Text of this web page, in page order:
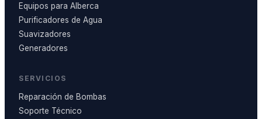
Equipos para Alberca
Purificadores de Agua
Suavizadores
Generadores
SERVICIOS
Reparación de Bombas
Soporte Técnico